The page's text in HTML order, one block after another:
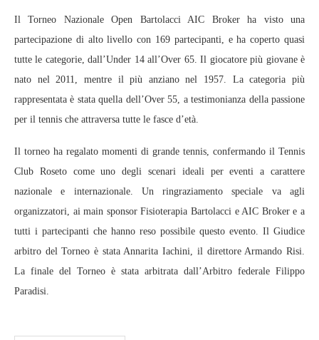
Il Torneo Nazionale Open Bartolacci AIC Broker ha visto una
partecipazione di alto livello con 169 partecipanti, e ha coperto quasi
tutte le categorie, dall’Under 14 all’Over 65. Il giocatore più giovane è
nato nel 2011, mentre il più anziano nel 1957. La categoria più
rappresentata è stata quella dell’Over 55, a testimonianza della passione
per il tennis che attraversa tutte le fasce d’età.
Il torneo ha regalato momenti di grande tennis, confermando il Tennis
Club Roseto come uno degli scenari ideali per eventi a carattere
nazionale e internazionale. Un ringraziamento speciale va agli
organizzatori, ai main sponsor Fisioterapia Bartolacci e AIC Broker e a
tutti i partecipanti che hanno reso possibile questo evento. Il Giudice
arbitro del Torneo è stata Annarita Iachini, il direttore Armando Risi.
La finale del Torneo è stata arbitrata dall’Arbitro federale Filippo
Paradisi.